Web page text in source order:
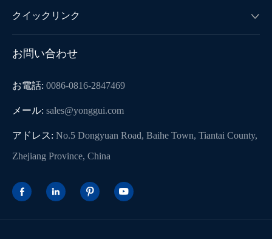
クイックリンク 
お問い合わせ
お電話: 0086-0816-2847469
メール: sales@yonggui.com
アドレス: No.5 Dongyuan Road, Baihe Town, Tiantai County,
Zhejiang Province, China
   